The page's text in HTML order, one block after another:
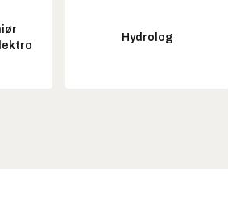
Hydrolog